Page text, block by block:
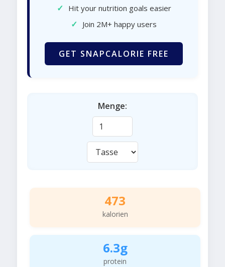
✓ Hit your nutrition goals easier
✓ Join 2M+ happy users
GET SNAPCALORIE FREE
Menge:
473
kalorien
6.3g
protein